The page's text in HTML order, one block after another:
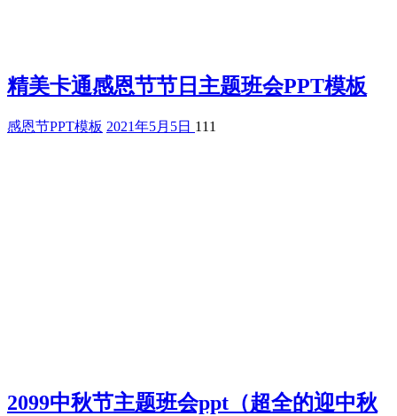
精美卡通感恩节节日主题班会PPT模板
感恩节PPT模板 2021年5月5日 111
2099中秋节主题班会ppt（超全的迎中秋